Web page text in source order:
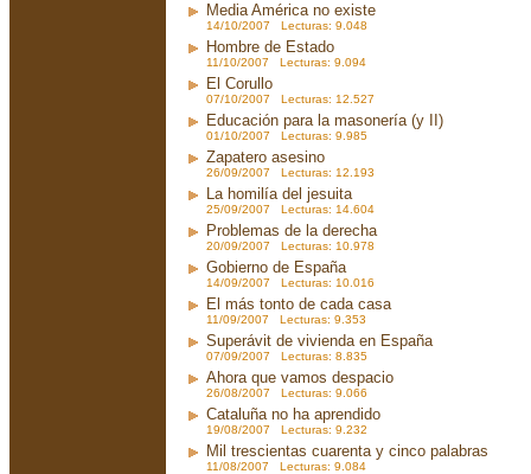
Media América no existe
14/10/2007 Lecturas: 9.048
Hombre de Estado
11/10/2007 Lecturas: 9.094
El Corullo
07/10/2007 Lecturas: 12.527
Educación para la masonería (y II)
01/10/2007 Lecturas: 9.985
Zapatero asesino
26/09/2007 Lecturas: 12.193
La homilía del jesuita
25/09/2007 Lecturas: 14.604
Problemas de la derecha
20/09/2007 Lecturas: 10.978
Gobierno de España
14/09/2007 Lecturas: 10.016
El más tonto de cada casa
11/09/2007 Lecturas: 9.353
Superávit de vivienda en España
07/09/2007 Lecturas: 8.835
Ahora que vamos despacio
26/08/2007 Lecturas: 9.066
Cataluña no ha aprendido
19/08/2007 Lecturas: 9.232
Mil trescientas cuarenta y cinco palabras
11/08/2007 Lecturas: 9.084